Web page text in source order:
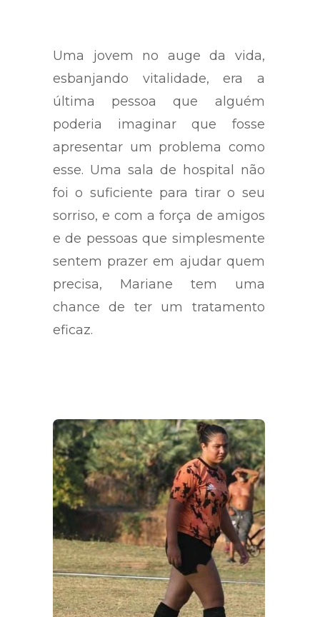
Uma jovem no auge da vida,
esbanjando vitalidade, era a
última pessoa que alguém
poderia imaginar que fosse
apresentar um problema como
esse. Uma sala de hospital não
foi o suficiente para tirar o seu
sorriso, e com a força de amigos
e de pessoas que simplesmente
sentem prazer em ajudar quem
precisa, Mariane tem uma
chance de ter um tratamento
eficaz.